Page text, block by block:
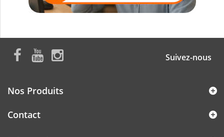
Suivez-nous
Nos Produits
Contact